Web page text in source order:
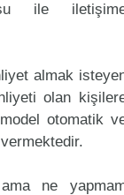
ile
almak
olan
otomatik
ne